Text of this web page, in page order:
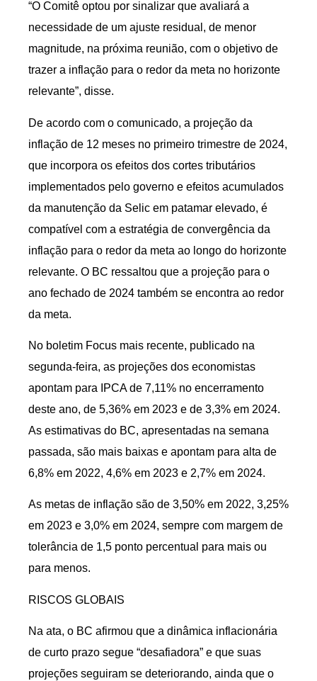
“O Comitê optou por sinalizar que avaliará a
necessidade de um ajuste residual, de menor
magnitude, na próxima reunião, com o objetivo de
trazer a inflação para o redor da meta no horizonte
relevante”, disse.
De acordo com o comunicado, a projeção da
inflação de 12 meses no primeiro trimestre de 2024,
que incorpora os efeitos dos cortes tributários
implementados pelo governo e efeitos acumulados
da manutenção da Selic em patamar elevado, é
compatível com a estratégia de convergência da
inflação para o redor da meta ao longo do horizonte
relevante. O BC ressaltou que a projeção para o
ano fechado de 2024 também se encontra ao redor
da meta.
No boletim Focus mais recente, publicado na
segunda-feira, as projeções dos economistas
apontam para IPCA de 7,11% no encerramento
deste ano, de 5,36% em 2023 e de 3,3% em 2024.
As estimativas do BC, apresentadas na semana
passada, são mais baixas e apontam para alta de
6,8% em 2022, 4,6% em 2023 e 2,7% em 2024.
As metas de inflação são de 3,50% em 2022, 3,25%
em 2023 e 3,0% em 2024, sempre com margem de
tolerância de 1,5 ponto percentual para mais ou
para menos.
RISCOS GLOBAIS
Na ata, o BC afirmou que a dinâmica inflacionária
de curto prazo segue “desafiadora” e que suas
projeções seguiram se deteriorando, ainda que o